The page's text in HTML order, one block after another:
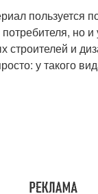
пользуется
но и
строителей и
у такого